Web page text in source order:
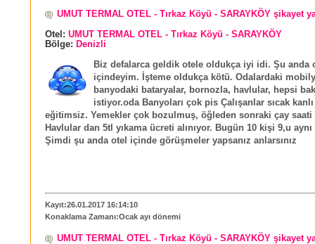
UMUT TERMAL OTEL - Tırkaz Köyü - SARAYKÖY şikayet
Otel: UMUT TERMAL OTEL - Tırkaz Köyü - SARAYKÖY
Bölge: Denizli
Biz defalarca geldik otele oldukça iyi idi. Şu anda
içindeyim. İşteme oldukça kötü. Odalardaki
banyodaki bataryalar, bornozla, havlular, hepsi
istiyor.oda Banyoları çok pis Çalışanlar sıcak
eğitimsiz. Yemekler çok bozulmuş, öğleden sonraki çay saati
Havlular dan 5tl yıkama ücreti alınıyor. Bugün 10 kişi 9,u
Şimdi şu anda otel içinde görüşmeler yapsanız anlarsınız
Kayıt:26.01.2017 16:14:10
Konaklama Zamanı:Ocak ayı dönemi
UMUT TERMAL OTEL - Tırkaz Köyü - SARAYKÖY şikayet